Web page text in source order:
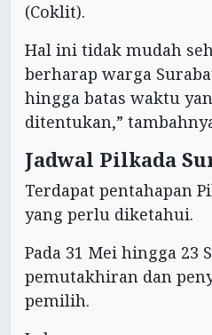
(Coklit).
Hal ini tidak mudah
berharap warga
hingga batas waktu
ditentukan,”
Jadwal Pilkada
Terdapat pentahapan
yang perlu diketahui.
Pada 31 Mei hingga 23
pemutakhiran dan
pemilih.